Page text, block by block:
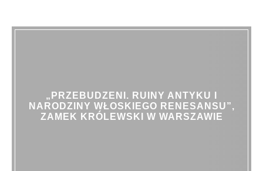
„PRZEBUDZENI. RUINY ANTYKU I
NARODZINY WŁOSKIEGO RENESANSU”,
ZAMEK KRÓLEWSKI W WARSZAWIE